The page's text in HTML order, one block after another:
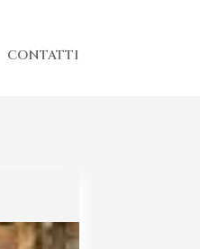
CONTATTI